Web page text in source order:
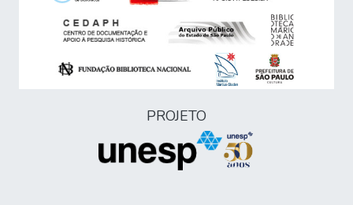
PROJETO